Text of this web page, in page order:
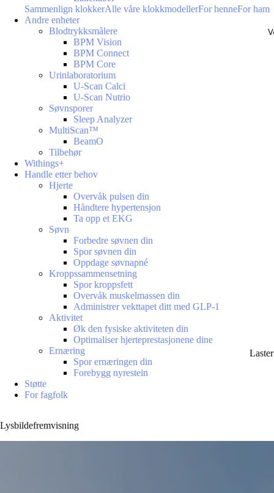
Sammenlign klokkerAlle våre klokkmodellerFor henneFor ham
Andre enheter
Blodtrykksmålere
BPM Vision
BPM Connect
BPM Core
Urinlaboratorium
U-Scan Calci
U-Scan Nutrio
Søvnsporer
Sleep Analyzer
MultiScan™
BeamO
Tilbehør
Withings+
Handle etter behov
Hjerte
Overvåk pulsen din
Håndtere hypertensjon
Ta opp et EKG
Søvn
Forbedre søvnen din
Spor søvnen din
Oppdage søvnapné
Kroppssammensetning
Spor kroppsfett
Overvåk muskelmassen din
Administrer vekttapet ditt med GLP-1
Aktivitet
Øk den fysiske aktiviteten din
Optimaliser hjerteprestasjonene dine
Ernæring
Spor ernæringen din
Forebygg nyrestein
Støtte
For fagfolk
Lysbildefremvisning